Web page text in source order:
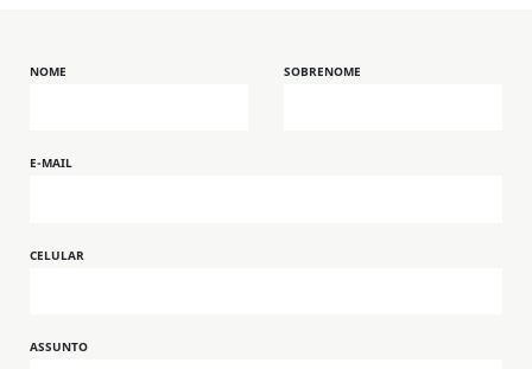
NOME SOBRENOME
E-MAIL
CELULAR
ASSUNTO